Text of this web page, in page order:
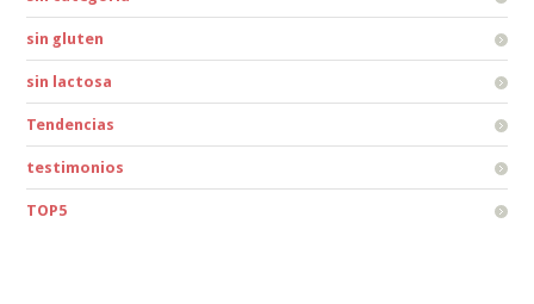
sin gluten
sin lactosa
Tendencias
testimonios
TOP5